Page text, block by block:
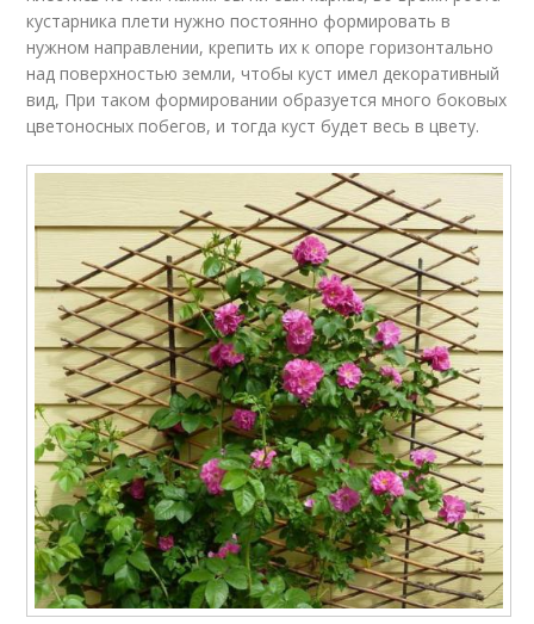
кустарника плети нужно постоянно формировать в
нужном направлении, крепить их к опоре горизонтально
над поверхностью земли, чтобы куст имел декоративный
вид, При таком формировании образуется много боковых
цветоносных побегов, и тогда куст будет весь в цвету.